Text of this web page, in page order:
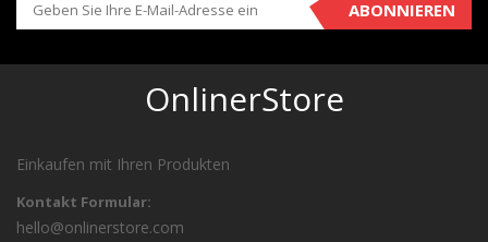
ABONNIEREN
OnlinerStore
Einkaufen mit Ihren Produkten
Kontakt Formular:
hello@onlinerstore.com